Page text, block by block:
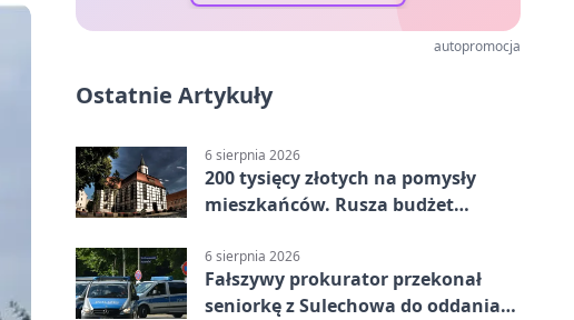
autopromocja
Ostatnie Artykuły
6 sierpnia 2026
200 tysięcy złotych na pomysły
mieszkańców. Rusza budżet
6 sierpnia 2026
Fałszywy prokurator przekonał
seniorkę z Sulechowa do oddania